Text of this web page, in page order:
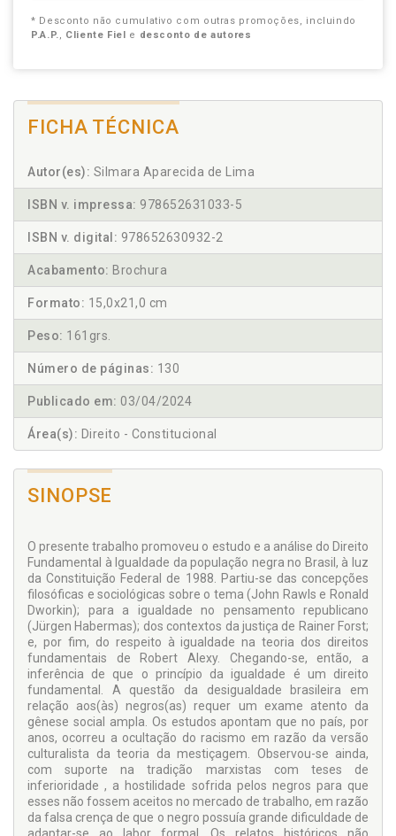
* Desconto não cumulativo com outras promoções, incluindo
P.A.P., Cliente Fiel e desconto de autores
FICHA TÉCNICA
Autor(es): Silmara Aparecida de Lima
ISBN v. impressa: 978652631033-5
ISBN v. digital: 978652630932-2
Acabamento: Brochura
Formato: 15,0x21,0 cm
Peso: 161grs.
Número de páginas: 130
Publicado em: 03/04/2024
Área(s): Direito - Constitucional
SINOPSE
O presente trabalho promoveu o estudo e a análise do Direito
Fundamental à Igualdade da população negra no Brasil, à luz
da Constituição Federal de 1988. Partiu-se das concepções
filosóficas e sociológicas sobre o tema (John Rawls e Ronald
Dworkin); para a igualdade no pensamento republicano
(Jürgen Habermas); dos contextos da justiça de Rainer Forst;
e, por fim, do respeito à igualdade na teoria dos direitos
fundamentais de Robert Alexy. Chegando-se, então, a
inferência de que o princípio da igualdade é um direito
fundamental. A questão da desigualdade brasileira em
relação aos(às) negros(as) requer um exame atento da
gênese social ampla. Os estudos apontam que no país, por
anos, ocorreu a ocultação do racismo em razão da versão
culturalista da teoria da mestiçagem. Observou-se ainda,
com suporte na tradição marxistas com teses de
inferioridade , a hostilidade sofrida pelos negros para que
esses não fossem aceitos no mercado de trabalho, em razão
da falsa crença de que o negro possuía grande dificuldade de